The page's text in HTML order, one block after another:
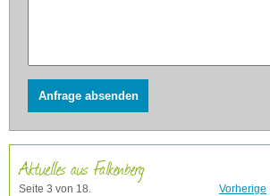
Anfrage absenden
Aktuelles aus Falkenberg
Seite 3 von 18. Vorherige